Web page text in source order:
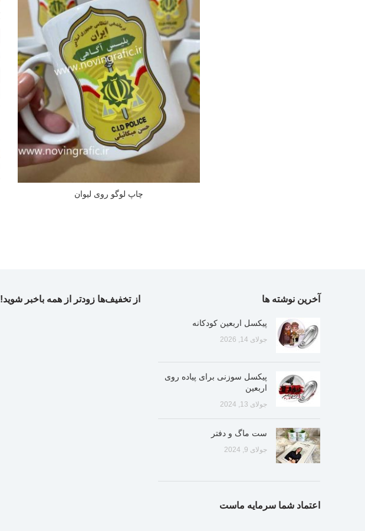
چاپ لوگو روی لیوان
آخرین نوشته ها
پیکسل اربعین کودکانه
جولای 14, 2026
پیکسل سوزنی برای پیاده روی
اربعین
جولای 13, 2024
ست ماگ و دفتر
جولای 9, 2024
اعتماد شما سرمایه ماست
از تخفیف‌ها زودتر از همه باخبر شوید!